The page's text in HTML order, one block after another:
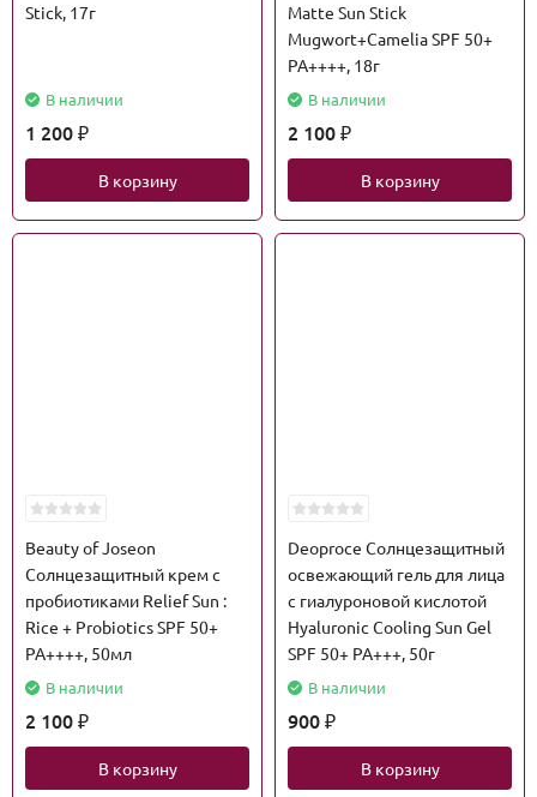
Stick, 17г
В наличии
1 200 ₽
В корзину
Matte Sun Stick
Mugwort+Camelia SPF 50+
PA++++, 18г
В наличии
2 100 ₽
В корзину
Beauty of Joseon
Солнцезащитный крем с
пробиотиками Relief Sun :
Rice + Probiotics SPF 50+
PA++++, 50мл
В наличии
2 100 ₽
В корзину
Deoproce Солнцезащитный
освежающий гель для лица
с гиалуроновой кислотой
Hyaluronic Cooling Sun Gel
SPF 50+ PA+++, 50г
В наличии
900 ₽
В корзину